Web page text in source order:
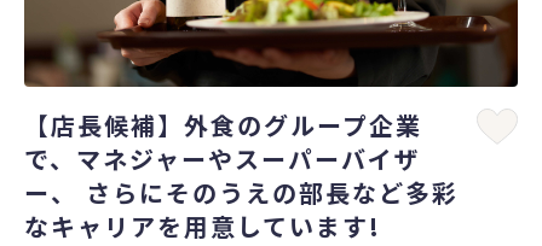
【店長候補】外食のグループ企業
で、マネジャーやスーパーバイザ
ー、 さらにそのうえの部長など多彩
なキャリアを用意しています!